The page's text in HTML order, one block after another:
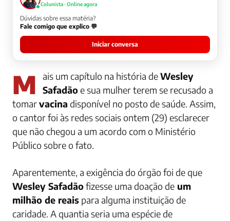
Colunista · Online agora
Dúvidas sobre essa matéria?
Fale comigo que explico 💬
Iniciar conversa
Mais um capítulo na história deWesley
Safadãoe sua mulher terem se recusado a
tomarvacina disponível no posto de saúde. Assim,
o cantor foi às redes sociais ontem (29) esclarecer
que não chegou a um acordo com o Ministério
Público sobre o fato.
Aparentemente, a exigência do órgão foi de que
Wesley Safadãofizesse uma doação de um
milhão de reais para alguma instituição de
caridade. A quantia seria uma espécie de